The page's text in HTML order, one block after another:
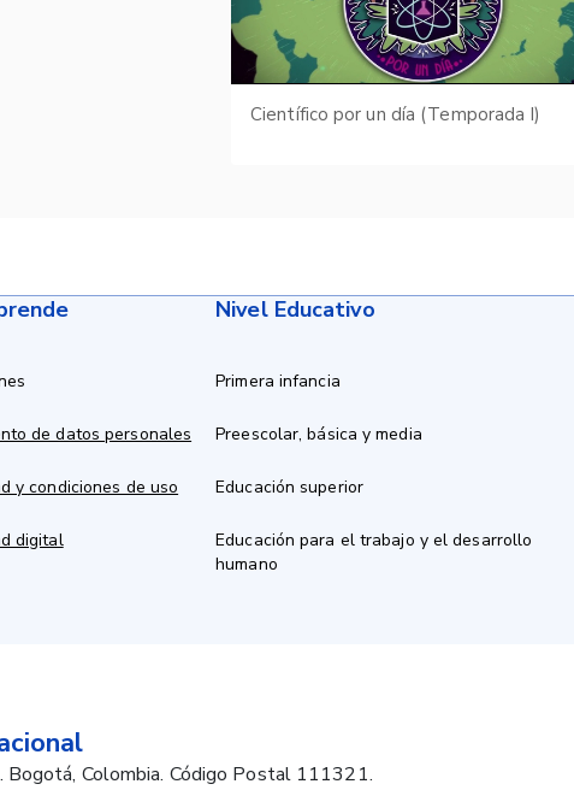
Científico por un día (Temporada I)
de datos personales
y condiciones de uso
digital
Nivel Educativo
Primera infancia
Preescolar, básica y media
Educación superior
Educación para el trabajo y el desarrollo
humano
Colombia. Código Postal 111321.